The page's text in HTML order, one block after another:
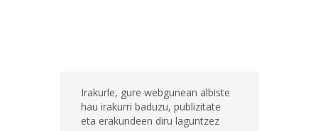
Irakurle, gure webgunean albiste
hau irakurri baduzu, publizitate
eta erakundeen diru laguntzez